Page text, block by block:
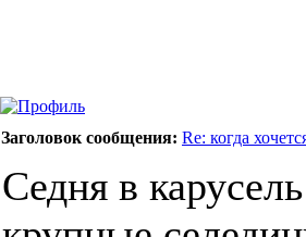
Заголовок сообщения: Re: когда
Седня в